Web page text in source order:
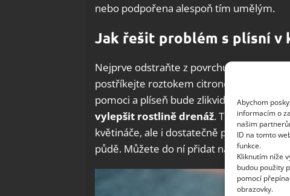
Abychom
informacím o
našim
ID na tomto
funkce.
Kliknutím níže
budou použity
pomocí
obrazovky.
nebo podpořena alespoň tím umělým.
Jak řešit problém s plísní v
Nejprve odstraňte z povrchu půdy a
postříkejte roztokem citronové šťávy
pomoci a plíseň bude zlikvidovaná. Často
vylepšit rostlině drenáž. Tu zajistí
květináče, ale i dostatečně propustná
půdě. Můžete do ní přidat například